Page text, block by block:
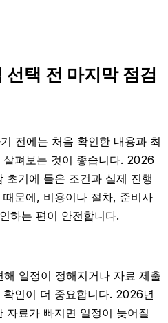
택 전 마지막 점검
전에는 처음 확인한 내용과 최
펴보는 것이 좋습니다. 2026
기에 들은 조건과 실제 진행
문에, 비용이나 절차, 준비사
하는 편이 안전합니다.
일정이 정해지거나 자료 제출
인이 더 중요합니다. 2026년
료가 빠지면 일정이 늦어질